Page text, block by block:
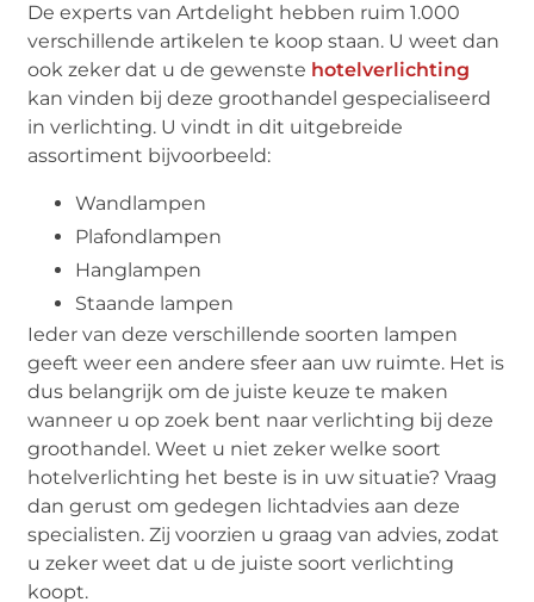
De experts van Artdelight hebben ruim 1.000
verschillende artikelen te koop staan. U weet dan
ook zeker dat u de gewenste hotelverlichting
kan vinden bij deze groothandel gespecialiseerd
in verlichting. U vindt in dit uitgebreide
assortiment bijvoorbeeld:
Wandlampen
Plafondlampen
Hanglampen
Staande lampen
Ieder van deze verschillende soorten lampen
geeft weer een andere sfeer aan uw ruimte. Het is
dus belangrijk om de juiste keuze te maken
wanneer u op zoek bent naar verlichting bij deze
groothandel. Weet u niet zeker welke soort
hotelverlichting het beste is in uw situatie? Vraag
dan gerust om gedegen lichtadvies aan deze
specialisten. Zij voorzien u graag van advies, zodat
u zeker weet dat u de juiste soort verlichting
koopt.